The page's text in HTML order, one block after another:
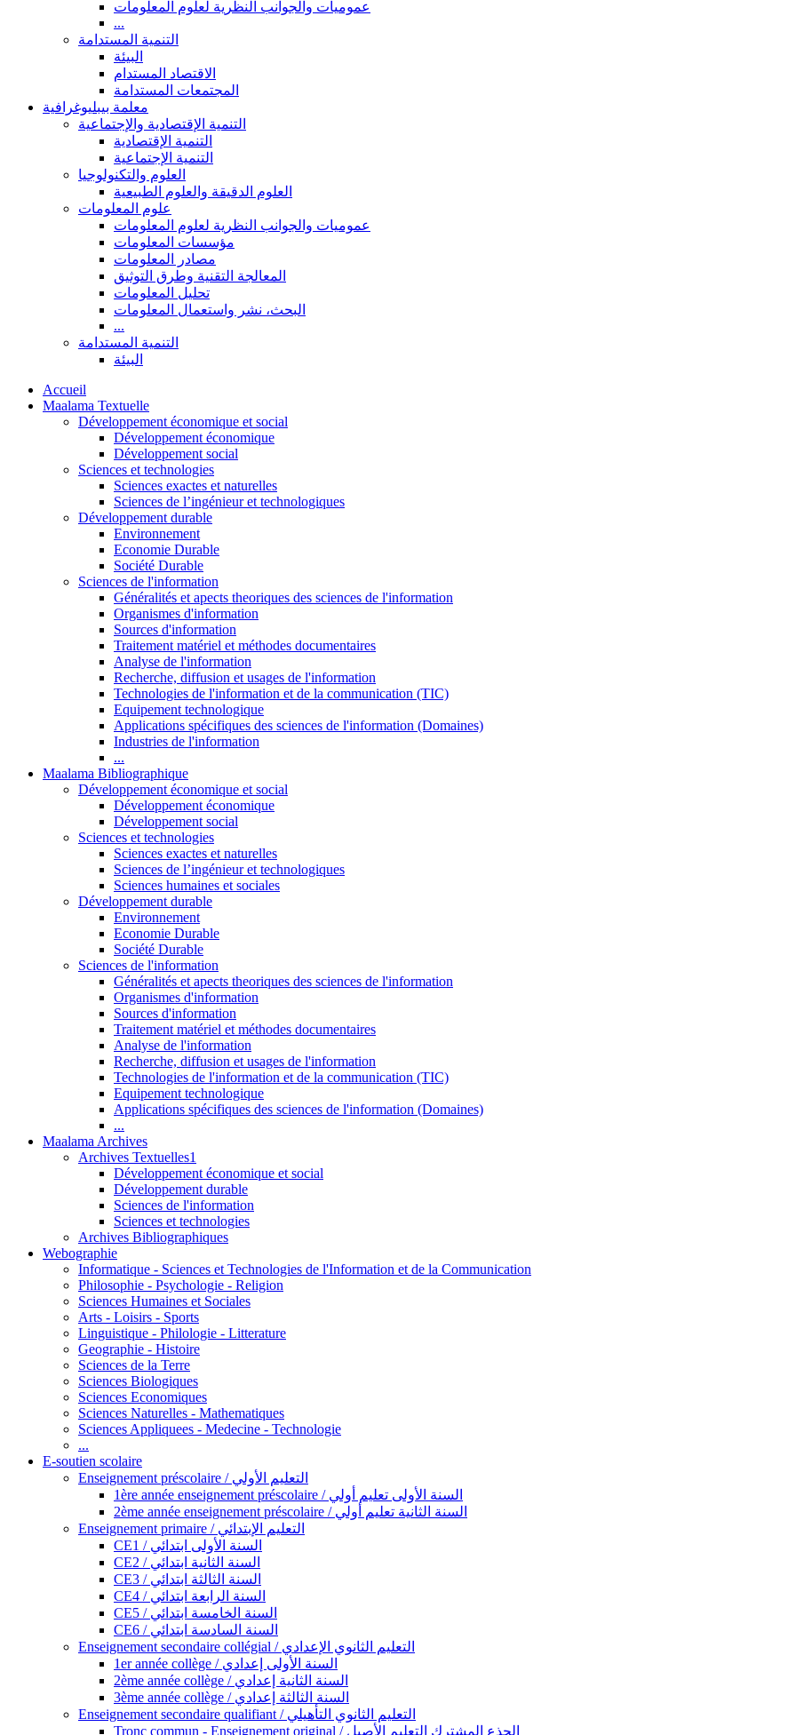
عموميات والجوانب النظرية لعلوم المعلومات
...
التنمية المستدامة
البيئة
الاقتصاد المستدام
المجتمعات المستدامة
معلمة بيبليوغرافية
التنمية الإقتصادية والإجتماعية
التنمية الإقتصادية
التنمية الإجتماعية
العلوم والتكنولوجيا
العلوم الدقيقة والعلوم الطبيعية
علوم المعلومات
عموميات والجوانب النظرية لعلوم المعلومات
مؤسسات المعلومات
مصادر المعلومات
المعالجة التقنية وطرق التوثيق
تحليل المعلومات
البحث، نشر واستعمال المعلومات
...
التنمية المستدامة
البيئة
Accueil
Maalama Textuelle
Développement économique et social
Développement économique
Développement social
Sciences et technologies
Sciences exactes et naturelles
Sciences de l’ingénieur et technologiques
Développement durable
Environnement
Economie Durable
Société Durable
Sciences de l'information
Généralités et apects theoriques des sciences de l'information
Organismes d'information
Sources d'information
Traitement matériel et méthodes documentaires
Analyse de l'information
Recherche, diffusion et usages de l'information
Technologies de l'information et de la communication (TIC)
Equipement technologique
Applications spécifiques des sciences de l'information (Domaines)
Industries de l'information
...
Maalama Bibliographique
Développement économique et social
Développement économique
Développement social
Sciences et technologies
Sciences exactes et naturelles
Sciences de l’ingénieur et technologiques
Sciences humaines et sociales
Développement durable
Environnement
Economie Durable
Société Durable
Sciences de l'information
Généralités et apects theoriques des sciences de l'information
Organismes d'information
Sources d'information
Traitement matériel et méthodes documentaires
Analyse de l'information
Recherche, diffusion et usages de l'information
Technologies de l'information et de la communication (TIC)
Equipement technologique
Applications spécifiques des sciences de l'information (Domaines)
...
Maalama Archives
Archives Textuelles1
Développement économique et social
Développement durable
Sciences de l'information
Sciences et technologies
Archives Bibliographiques
Webographie
Informatique - Sciences et Technologies de l'Information et de la Communication
Philosophie - Psychologie - Religion
Sciences Humaines et Sociales
Arts - Loisirs - Sports
Linguistique - Philologie - Litterature
Geographie - Histoire
Sciences de la Terre
Sciences Biologiques
Sciences Economiques
Sciences Naturelles - Mathematiques
Sciences Appliquees - Medecine - Technologie
...
E-soutien scolaire
Enseignement préscolaire / التعليم الأولي
1ère année enseignement préscolaire / السنة الأولى تعليم أولي
2ème année enseignement préscolaire / السنة الثانية تعليم أولي
Enseignement primaire / التعليم الإبتدائي
CE1 / السنة الأولى ابتدائي
CE2 / السنة الثانية ابتدائي
CE3 / السنة الثالثة ابتدائي
CE4 / السنة الرابعة ابتدائي
CE5 / السنة الخامسة ابتدائي
CE6 / السنة السادسة ابتدائي
Enseignement secondaire collégial / التعليم الثانوي الإعدادي
1er année collège / السنة الأولى إعدادي
2ème année collège / السنة الثانية إعدادي
3ème année collège / السنة الثالثة إعدادي
Enseignement secondaire qualifiant / التعليم الثانوي التأهيلي
Tronc commun - Enseignement original / الجذع المشترك التعليم الأصيل